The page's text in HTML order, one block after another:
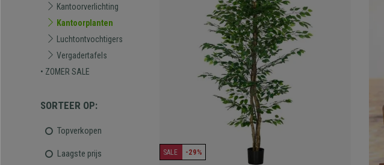
Kantoorverlichting
Kantoorplanten
Luchtontvochtigers
Vergadertafels
• ZOMER SALE
SORTEER OP:
Topverkopen
Laagste prijs SALE -29%